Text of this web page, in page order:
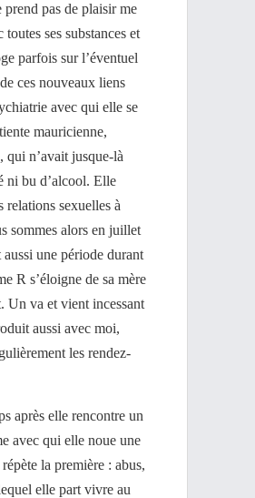
prend pas de plaisir me
toutes ses substances et
parfois sur l’éventuel
ces nouveaux liens
avec qui elle se
mauricienne,
qui n’avait jusque-là
ni bu d’alcool. Elle
relations sexuelles à
sommes alors en juillet
aussi une période durant
R s’éloigne de sa mère
Un va et vient incessant
aussi avec moi,
les rendez-
après elle rencontre un
avec qui elle noue une
la première : abus,
elle part vivre au